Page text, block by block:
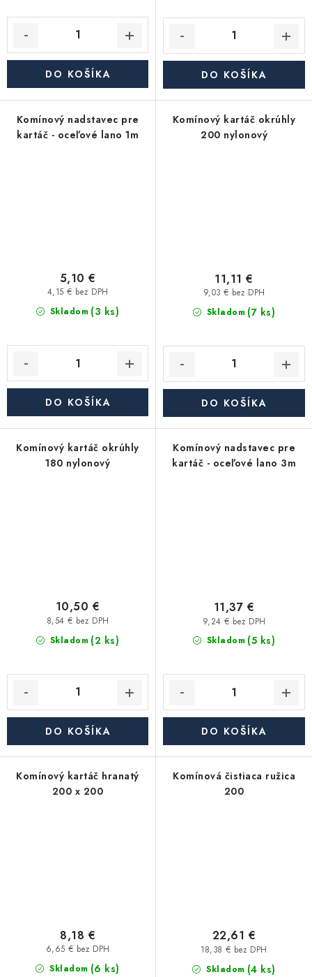
DO KOŠÍKA DO KOŠÍKA
Komínový nadstavec pre
kartáč - oceľové lano 1m
Skladom (3 ks)
4,15 € bez DPH
5,10 €
DO KOŠÍKA
Komínový kartáč okrúhly
200 nylonový
Skladom (7 ks)
9,03 € bez DPH
11,11 €
DO KOŠÍKA
Komínový kartáč okrúhly
180 nylonový
Skladom (2 ks)
8,54 € bez DPH
10,50 €
DO KOŠÍKA
Komínový nadstavec pre
kartáč - oceľové lano 3m
Skladom (5 ks)
9,24 € bez DPH
11,37 €
DO KOŠÍKA
Komínový kartáč hranatý
200 x 200
Skladom (6 ks)
6,65 € bez DPH
8,18 €
Komínová čistiaca ružica
200
Skladom (4 ks)
18,38 € bez DPH
22,61 €